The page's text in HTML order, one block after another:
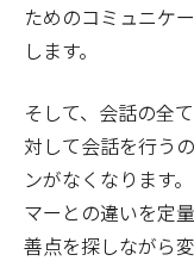
ためのコミュニケ
します。
そして、会話の全
対して会話を行う
ンがなくなります
マーとの違いを定
善点を探しながら